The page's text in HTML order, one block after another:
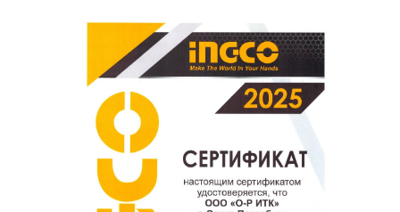
Ваш отзыв о товаре, магазине или работе продавца
поможет нам улучшать сервис и будет полезен другим
Оставить отзыв о покупке